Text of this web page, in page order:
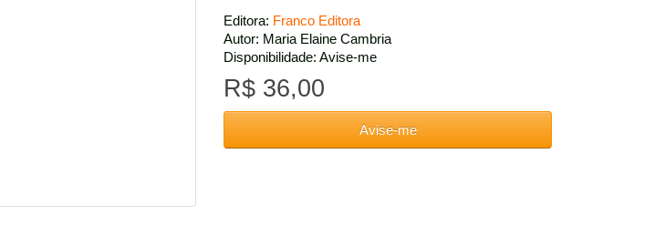
Editora: Franco Editora
Autor: Maria Elaine Cambria
Disponibilidade: Avise-me
R$ 36,00
Avise-me